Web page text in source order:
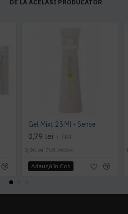
DE LA ACELASI PRODUCATOR
Gel Mixt 25 Ml - Sense
0,79 lei + TVA
0,96 lei TVA inclus
Adaugă în Coş